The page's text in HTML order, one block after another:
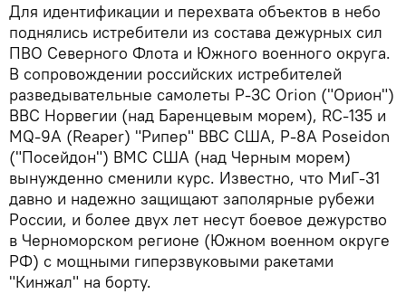
Для идентификации и перехвата объектов в небо
поднялись истребители из состава дежурных сил
ПВО Северного Флота и Южного военного округа.
В сопровождении российских истребителей
разведывательные самолеты Р-3С Orion ("Орион")
ВВС Норвегии (над Баренцевым морем), RС-135 и
MQ-9А (Reaper) "Рипер" ВВС США, Р-8А Poseidon
("Посейдон") ВМС США (над Черным морем)
вынужденно сменили курс. Известно, что МиГ-31
давно и надежно защищают заполярные рубежи
России, и более двух лет несут боевое дежурство
в Черноморском регионе (Южном военном округе
РФ) с мощными гиперзвуковыми ракетами
"Кинжал" на борту.